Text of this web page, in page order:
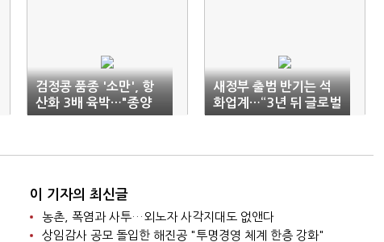
검정콩 품종 '소만', 항
산화 3배 육박…"종양
성장 억제"
새정부 출범 반기는 석
화업계…“3년 뒤 글로벌
리밸런싱”
이 기자의 최신글
농촌, 폭염과 사투…외노자 사각지대도 없앤다
상임감사 공모 돌입한 해진공 "투명경영 체계 한층 강화"